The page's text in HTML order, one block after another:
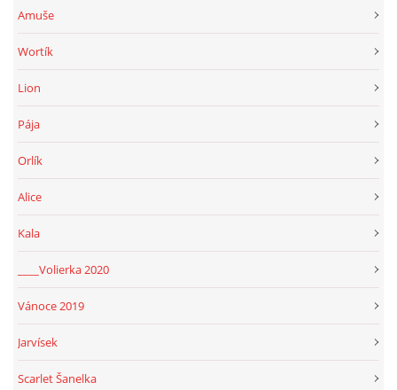
Amuše
Wortík
Lion
Pája
Orlík
Alice
Kala
____Volierka 2020
Vánoce 2019
Jarvísek
Scarlet Šanelka